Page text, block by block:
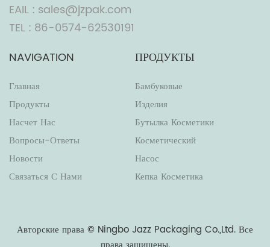
EAIL : sales@jzpak.com
TEL : 86-0574-62530191
NAVIGATION
Главная
Продукты
Насчет Нас
Вопросы-Ответы
Новости
Связаться С Нами
ПРОДУКТЫ
Бамбуковые
Изделия
Бутылка Косметики
Косметический
Насос
Кепка Косметика
Авторские права © Ningbo Jazz Packaging Co.,Ltd. Все